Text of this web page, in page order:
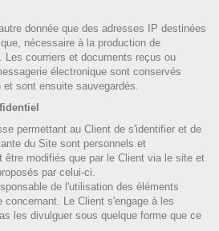
donnée que des adresses IP destinées
nécessaire à la production de
courriers et documents reçus ou
électronique sont conservés
et sont ensuite sauvegardés.
permettant au Client de s'identifier et de
du Site sont personnels et
être modifiés que par le Client via le site et
par celui-ci.
de l'utilisation des éléments
concernant. Le Client s'engage à les
les divulguer sous quelque forme que ce